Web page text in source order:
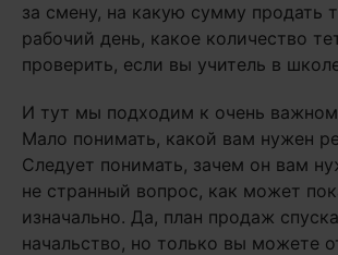
за смену, на какую сумму продать
рабочий день, какое количество
проверить, если вы учитель в
И тут мы подходим к очень
Мало понимать, какой вам нужен
Следует понимать, зачем он вам
не странный вопрос, как может
изначально. Да, план продаж
начальство, но только вы можете